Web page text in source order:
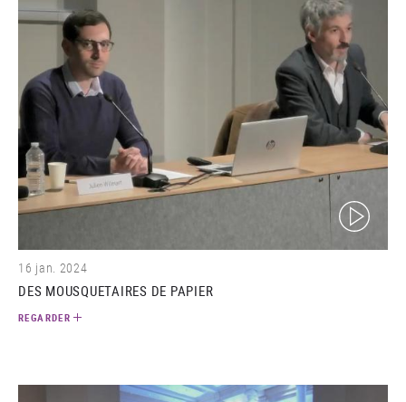
(video)
16 jan. 2024
DES MOUSQUETAIRES DE PAPIER
REGARDER